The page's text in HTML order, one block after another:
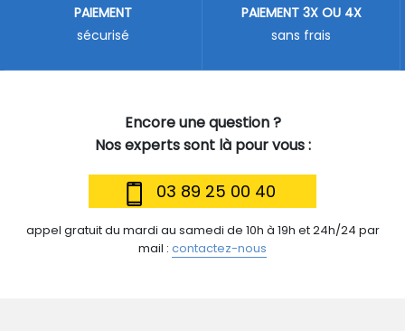
Encore une question ?
Nos experts sont là pour vous :
03 89 25 00 40
appel gratuit du mardi au samedi de 10h à 19h et 24h/24 par
mail : contactez-nous
PAIEMENT
sécurisé
PAIEMENT 3X OU 4X
sans frais